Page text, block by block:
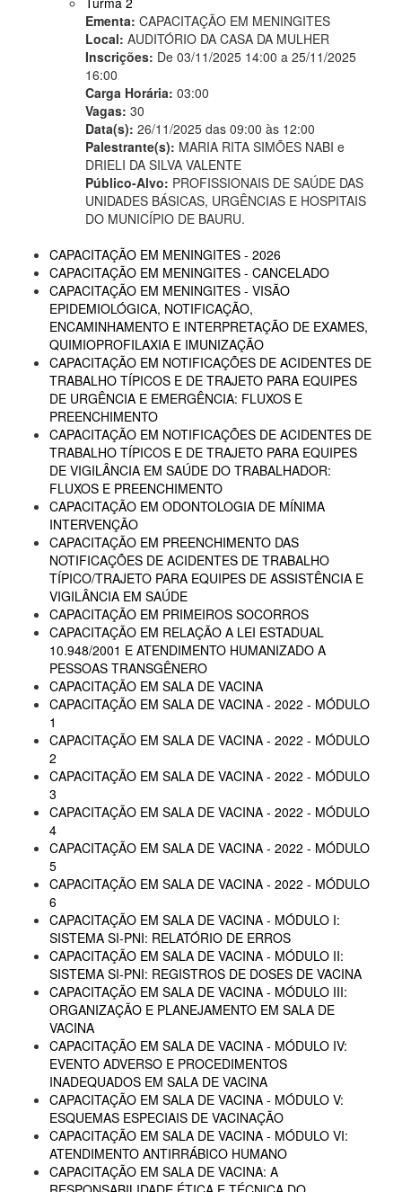
Ementa: CAPACITAÇÃO EM MENINGITES
Local: AUDITÓRIO DA CASA DA MULHER
Inscrições: De 03/11/2025 14:00 a 25/11/2025
16:00
Carga Horária: 03:00
Vagas: 30
Data(s): 26/11/2025 das 09:00 às 12:00
Palestrante(s): MARIA RITA SIMÕES NABI e
DRIELI DA SILVA VALENTE
Público-Alvo: PROFISSIONAIS DE SAÚDE DAS
UNIDADES BÁSICAS, URGÊNCIAS E HOSPITAIS
DO MUNICÍPIO DE BAURU.
CAPACITAÇÃO EM MENINGITES - 2026
CAPACITAÇÃO EM MENINGITES - CANCELADO
CAPACITAÇÃO EM MENINGITES - VISÃO
EPIDEMIOLÓGICA, NOTIFICAÇÃO,
ENCAMINHAMENTO E INTERPRETAÇÃO DE EXAMES,
QUIMIOPROFILAXIA E IMUNIZAÇÃO
CAPACITAÇÃO EM NOTIFICAÇÕES DE ACIDENTES DE
TRABALHO TÍPICOS E DE TRAJETO PARA EQUIPES
DE URGÊNCIA E EMERGÊNCIA: FLUXOS E
PREENCHIMENTO
CAPACITAÇÃO EM NOTIFICAÇÕES DE ACIDENTES DE
TRABALHO TÍPICOS E DE TRAJETO PARA EQUIPES
DE VIGILÂNCIA EM SAÚDE DO TRABALHADOR:
FLUXOS E PREENCHIMENTO
CAPACITAÇÃO EM ODONTOLOGIA DE MÍNIMA
INTERVENÇÃO
CAPACITAÇÃO EM PREENCHIMENTO DAS
NOTIFICAÇÕES DE ACIDENTES DE TRABALHO
TÍPICO/TRAJETO PARA EQUIPES DE ASSISTÊNCIA E
VIGILÂNCIA EM SAÚDE
CAPACITAÇÃO EM PRIMEIROS SOCORROS
CAPACITAÇÃO EM RELAÇÃO A LEI ESTADUAL
10.948/2001 E ATENDIMENTO HUMANIZADO A
PESSOAS TRANSGÊNERO
CAPACITAÇÃO EM SALA DE VACINA
CAPACITAÇÃO EM SALA DE VACINA - 2022 - MÓDULO
1
CAPACITAÇÃO EM SALA DE VACINA - 2022 - MÓDULO
2
CAPACITAÇÃO EM SALA DE VACINA - 2022 - MÓDULO
3
CAPACITAÇÃO EM SALA DE VACINA - 2022 - MÓDULO
4
CAPACITAÇÃO EM SALA DE VACINA - 2022 - MÓDULO
5
CAPACITAÇÃO EM SALA DE VACINA - 2022 - MÓDULO
6
CAPACITAÇÃO EM SALA DE VACINA - MÓDULO I:
SISTEMA SI-PNI: RELATÓRIO DE ERROS
CAPACITAÇÃO EM SALA DE VACINA - MÓDULO II:
SISTEMA SI-PNI: REGISTROS DE DOSES DE VACINA
CAPACITAÇÃO EM SALA DE VACINA - MÓDULO III:
ORGANIZAÇÃO E PLANEJAMENTO EM SALA DE
VACINA
CAPACITAÇÃO EM SALA DE VACINA - MÓDULO IV:
EVENTO ADVERSO E PROCEDIMENTOS
INADEQUADOS EM SALA DE VACINA
CAPACITAÇÃO EM SALA DE VACINA - MÓDULO V:
ESQUEMAS ESPECIAIS DE VACINAÇÃO
CAPACITAÇÃO EM SALA DE VACINA - MÓDULO VI:
ATENDIMENTO ANTIRRÁBICO HUMANO
CAPACITAÇÃO EM SALA DE VACINA: A